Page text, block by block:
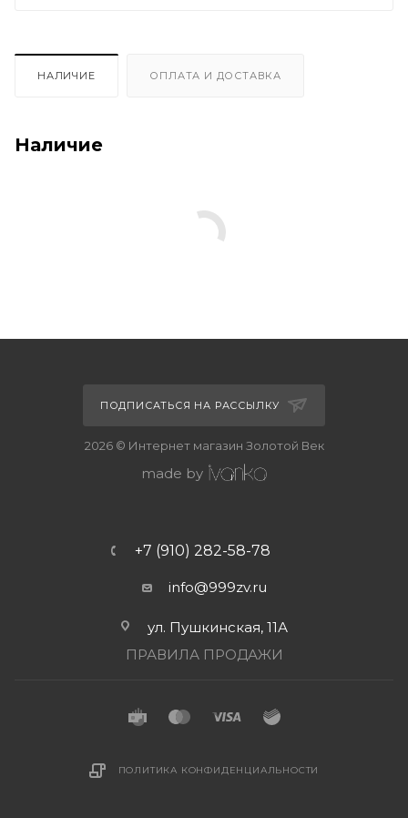
НАЛИЧИЕ ОПЛАТА И ДОСТАВКА
Наличие
ПОДПИСАТЬСЯ НА РАССЫЛКУ
2026 © Интернет магазин Золотой Век
made by
+7 (910) 282-58-78
info@999zv.ru
ул. Пушкинская, 11А
ПРАВИЛА ПРОДАЖИ
ПОЛИТИКА КОНФИДЕНЦИАЛЬНОСТИ